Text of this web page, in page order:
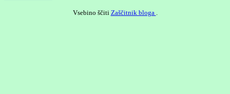
Vsebino ščiti Zaščitnik bloga .